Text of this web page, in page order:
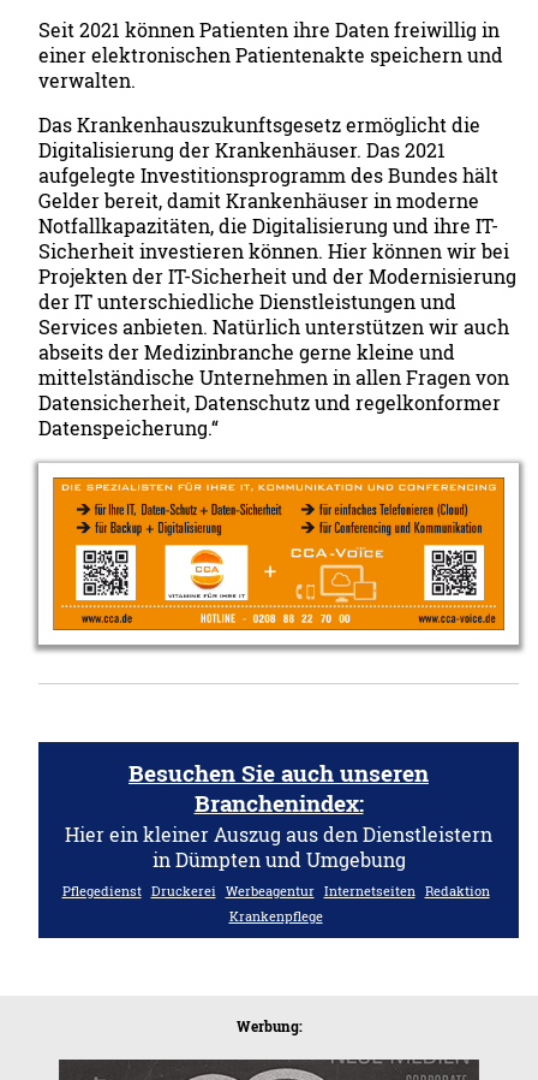
Seit 2021 können Patienten ihre Daten freiwillig in
einer elektronischen Patientenakte speichern und
verwalten.
Das Krankenhauszukunftsgesetz ermöglicht die
Digitalisierung der Krankenhäuser. Das 2021
aufgelegte Investitionsprogramm des Bundes hält
Gelder bereit, damit Krankenhäuser in moderne
Notfallkapazitäten, die Digitalisierung und ihre IT-
Sicherheit investieren können. Hier können wir bei
Projekten der IT-Sicherheit und der Modernisierung
der IT unterschiedliche Dienstleistungen und
Services anbieten. Natürlich unterstützen wir auch
abseits der Medizinbranche gerne kleine und
mittelständische Unternehmen in allen Fragen von
Datensicherheit, Datenschutz und regelkonformer
Datenspeicherung.“
Besuchen Sie auch unseren
Branchenindex:
Hier ein kleiner Auszug aus den Dienstleistern
in Dümpten und Umgebung
Pflegedienst Druckerei Werbeagentur Internetseiten Redaktion
Krankenpflege
Werbung: